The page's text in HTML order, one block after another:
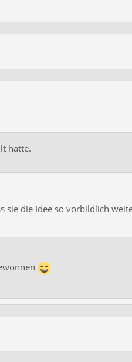
hätte.
sie die Idee so vorbildlich